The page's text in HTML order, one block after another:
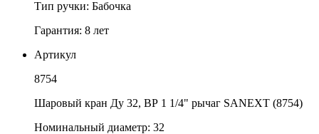
Тип ручки: Бабочка
Гарантия: 8 лет
Артикул
8754
Шаровый кран Ду 32, ВР 1 1/4" рычаг SANEXT (8754)
Номинальный диаметр: 32